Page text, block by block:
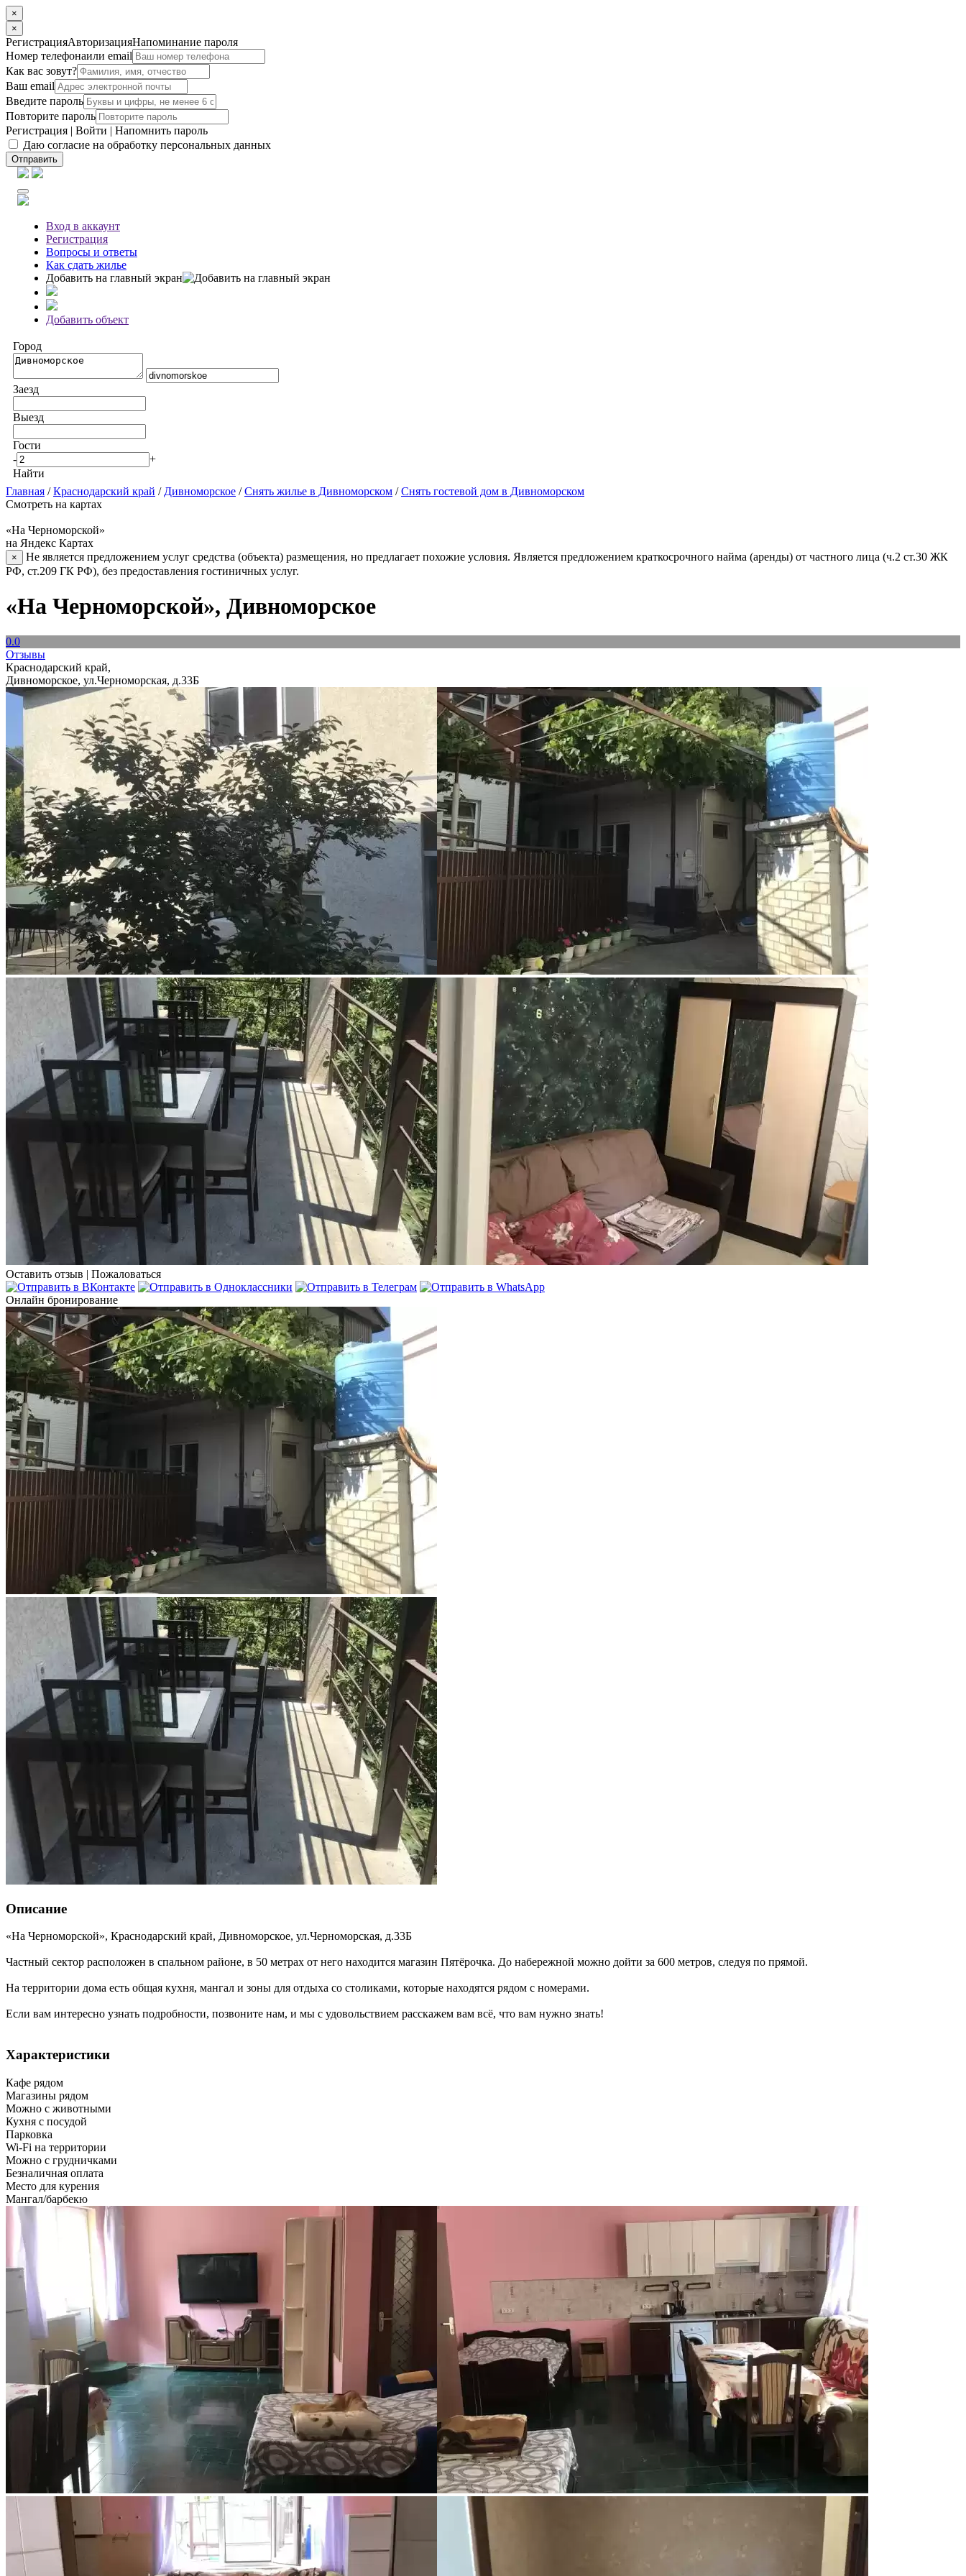
×
×
РегистрацияАвторизацияНапоминание пароля
Номер телефонаили email
Как вас зовут?
Ваш email
Введите пароль
Повторите пароль
Регистрация | Войти | Напомнить пароль
Даю согласие на обработку персональных данных
Отправить
Вход в аккаунт
Регистрация
Вопросы и ответы
Как сдать жилье
Добавить на главный экран
Добавить объект
Город
Заезд
Выезд
Гости
-
+
Найти
Главная /Краснодарский край / Дивноморское /Снять жилье в Дивноморском /Снять гостевой дом в Дивноморском
Смотреть на картах
«На Черноморской»
на Яндекс Картах
×
Не является предложением услуг средства (объекта) размещения, но предлагает похожие условия. Является предложением краткосрочного найма (аренды) от частного лица (ч.2 ст.30 ЖК
РФ, ст.209 ГК РФ), без предоставления гостиничных услуг.
«На Черноморской», Дивноморское
0.0
Отзывы
Краснодарский край,
Дивноморское, ул.Черноморская, д.33Б
Оставить отзыв | Пожаловаться
Онлайн бронирование
Описание
«На Черноморской», Краснодарский край, Дивноморское, ул.Черноморская, д.33Б
Частный сектор расположен в спальном районе, в 50 метрах от него находится магазин Пятёрочка. До набережной можно дойти за 600 метров, следуя по прямой.
На территории дома есть общая кухня, мангал и зоны для отдыха со столиками, которые находятся рядом с номерами.
Если вам интересно узнать подробности, позвоните нам, и мы с удовольствием расскажем вам всё, что вам нужно знать!
Характеристики
Кафе рядом
Магазины рядом
Можно с животными
Кухня с посудой
Парковка
Wi-Fi на территории
Можно с грудничками
Безналичная оплата
Место для курения
Мангал/барбекю